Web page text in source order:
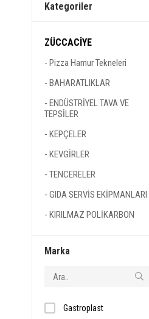
Kategoriler
ZÜCCACİYE
Pizza Hamur Tekneleri
BAHARATLIKLAR
ENDÜSTRİYEL TAVA VE
TEPSİLER
KEPÇELER
KEVGİRLER
TENCERELER
GIDA SERVİS EKİPMANLARI
KIRILMAZ POLİKARBON
Marka
Gastroplast